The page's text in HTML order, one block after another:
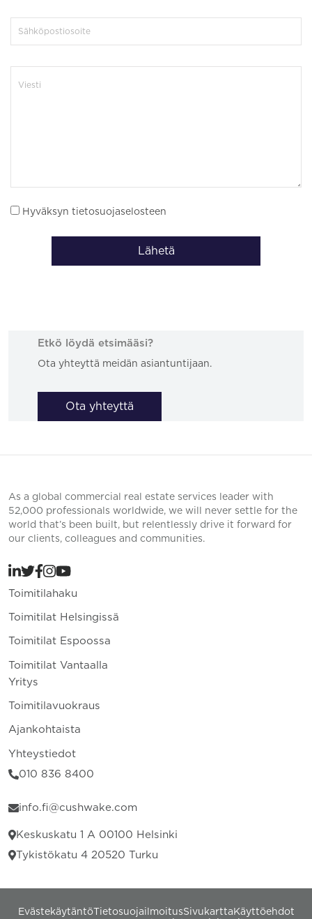
Hyväksyn tietosuojaselosteen
Lähetä
Etkö löydä etsimääsi?
Ota yhteyttä meidän asiantuntijaan.
Ota yhteyttä
As a global commercial real estate services leader with
52,000 professionals worldwide, we will never settle for the
world that’s been built, but relentlessly drive it forward for
our clients, colleagues and communities.
Toimitilahaku
Toimitilat Helsingissä
Toimitilat Espoossa
Toimitilat Vantaalla
Yritys
Toimitilavuokraus
Ajankohtaista
Yhteystiedot
010 836 8400
info.fi@cushwake.com
Keskuskatu 1 A 00100 Helsinki
Tykistökatu 4 20520 Turku
EvästekäytäntöTietosuojailmoitusSivukartta Käyttöehdot